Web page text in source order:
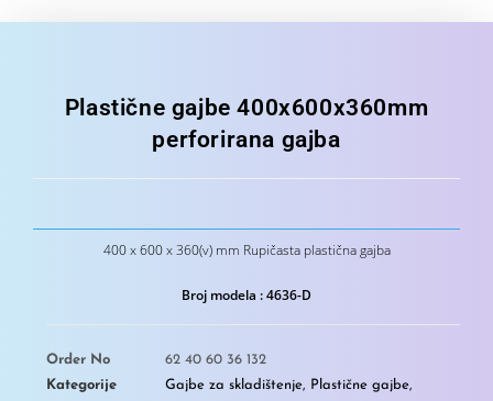
Plastične gajbe 400x600x360mm
perforirana gajba
400 x 600 x 360(v) mm Rupičasta plastična gajba
Broj modela : 4636-D
Order No
62 40 60 36 132
Kategorije
Gajbe za skladištenje, Plastične gajbe,